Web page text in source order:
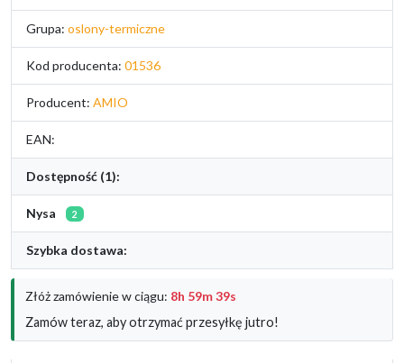
Grupa: oslony-termiczne
Kod producenta: 01536
Producent: AMIO
EAN:
Dostępność (1):
Nysa 2
Szybka dostawa:
Złóż zamówienie w ciągu: 8h 59m 38s
Zamów teraz, aby otrzymać przesyłkę jutro!